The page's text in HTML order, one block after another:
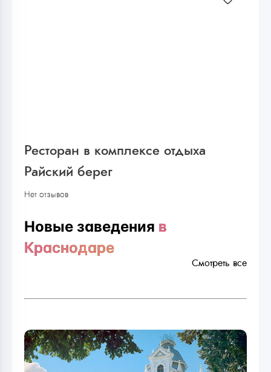
Ресторан в комплексе отдыха
Райский берег
Нет отзывов
Новые заведения в
Краснодаре
Смотреть все